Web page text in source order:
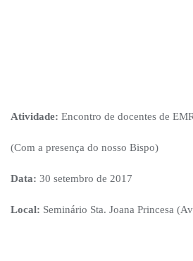
Atividade: Encontro de docentes de
(Com a presença do nosso Bispo)
Data: 30 setembro de 2017
Local: Seminário Sta. Joana Princesa